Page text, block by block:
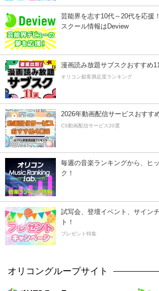
芸能界を志す10代～20代を応援
スクール情報はDeview
漫画読み放題サブスクおすすめ
オリコン顧客満足度ランキング
2026年動画配信サービスおすす
CS動画配信サービス20選
毎週の音楽ランキングから、ヒ
ク！
試写会、登壇イベント、サイン
ト！
プレゼント特集
オリコングループサイト